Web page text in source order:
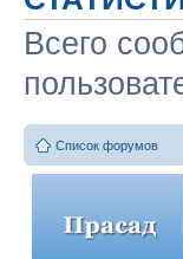
Всего
Список форумов